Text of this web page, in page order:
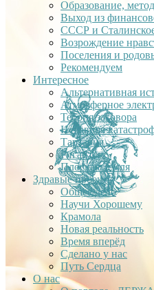
Образование,
Выход из
СССР и
Возрождение
Поселения и
Рекомендуем
Интересное
Альтернативная
Атмосферное
Теория заговора
Недавняя
Тартария
Гиганты
Плоская Земля
Здравые проекты
Общее дело
Научи Хорошему
Крамола
Новая реальность
Время вперёд
Сделано у нас
Путь Сердца
О нас